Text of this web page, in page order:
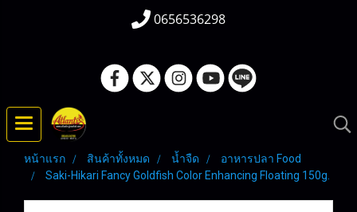
0656536298
หน้าแรก สินค้าทั้งหมด น้ำจืด
อาหารปลา Food
Saki-Hikari Fancy Goldfish Color Enhancing Floating 150g.